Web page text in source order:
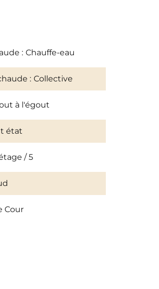
Chauffe-eau
Collective
à l'égout
état
/ 5
Cour